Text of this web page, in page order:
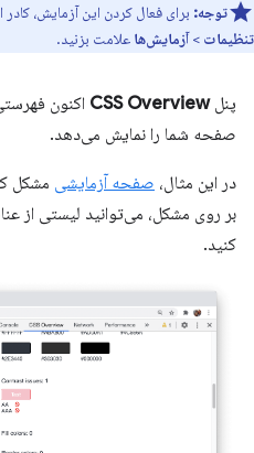
توجه: برای فعال کردن این آزمایش،
تنظیمات >آزمایش‌ها علامت بزنید.
پنلCSS Overview اکنون
صفحه شما را نمایش می‌دهد.
در این مثال، صفحه آزمایشی مشکل
بر روی مشکل، می‌توانید لیستی از
کنید.